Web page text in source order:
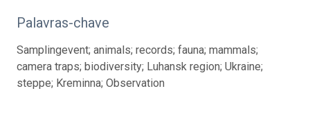
Palavras-chave
Samplingevent; animals; records; fauna; mammals;
camera traps; biodiversity; Luhansk region; Ukraine;
steppe; Kreminna; Observation